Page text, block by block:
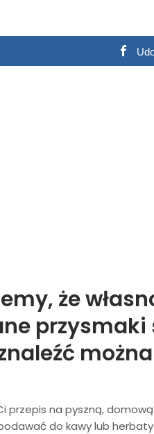
że
przysmaki
przepis na pyszną,
do kawy lub